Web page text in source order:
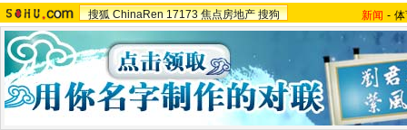
搜狐 ChinaRen 17173 焦点房地产 搜狗 新闻 -